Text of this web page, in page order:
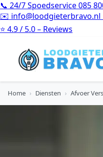
📞 24/7 Spoedservice085
✉️ info@loodgieterbravo.nl
⭐ 4.9 / 5.0 – Reviews
Home › Diensten › Afvoer